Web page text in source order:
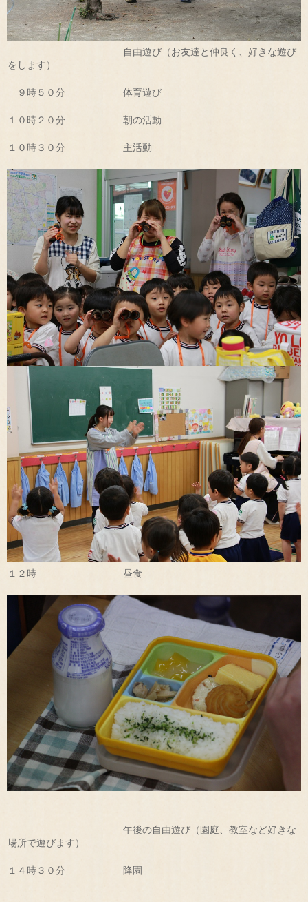
自由遊び（お友達と仲良く、好きな遊び
をします）
９時５０分 体育遊び
１０時２０分 朝の活動
１０時３０分 主活動
１２時 昼食
午後の自由遊び（園庭、教室など好きな
場所で遊びます）
１４時３０分 降園